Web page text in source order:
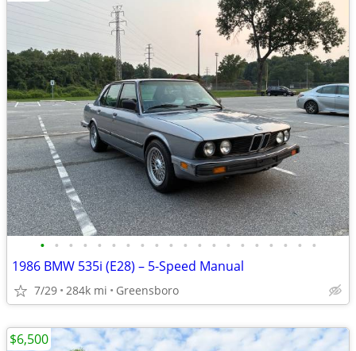
• • • • • • • • • • • • • • • • • • • •
1986 BMW 535i (E28) – 5-Speed Manual
7/29 284k mi Greensboro
$6,500